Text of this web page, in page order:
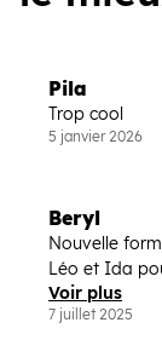
Pila
Trop cool
5 janvier 2026
Beryl
Nouvelle
Léo et Ida
Voir plus
7 juillet 2025